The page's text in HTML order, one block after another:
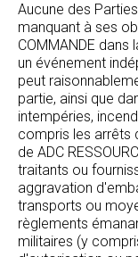
Aucune des
manquant à ses
COMMANDE
un événement
peut
partie, ainsi que
intempéries,
compris les arrêts
de ADC
traitants ou
aggravation
transports ou
règlements
militaires (y